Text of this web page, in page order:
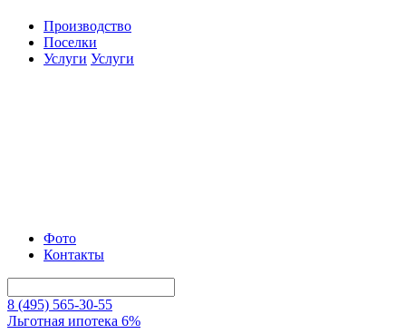
Производство
Поселки
Услуги Услуги
Фото
Контакты
8 (495) 565-30-55
Льготная ипотека 6%